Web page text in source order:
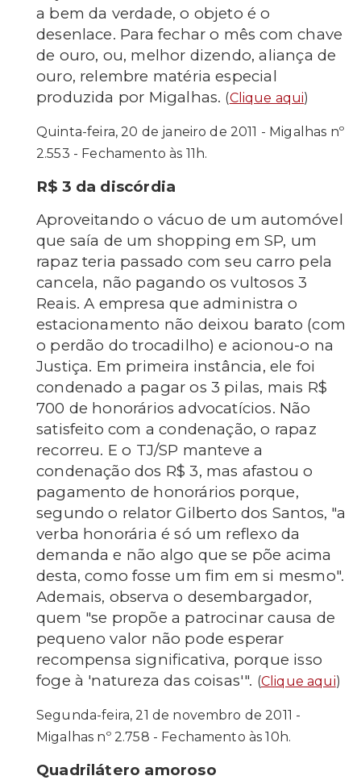
a bem da verdade, o objeto é o
desenlace. Para fechar o mês com chave
de ouro, ou, melhor dizendo, aliança de
ouro, relembre matéria especial
produzida por Migalhas. (Clique aqui)
Quinta-feira, 20 de janeiro de 2011 - Migalhas nº
2.553 - Fechamento às 11h.
R$ 3 da discórdia
Aproveitando o vácuo de um automóvel
que saía de um shopping em SP, um
rapaz teria passado com seu carro pela
cancela, não pagando os vultosos 3
Reais. A empresa que administra o
estacionamento não deixou barato (com
o perdão do trocadilho) e acionou-o na
Justiça. Em primeira instância, ele foi
condenado a pagar os 3 pilas, mais R$
700 de honorários advocatícios. Não
satisfeito com a condenação, o rapaz
recorreu. E o TJ/SP manteve a
condenação dos R$ 3, mas afastou o
pagamento de honorários porque,
segundo o relator Gilberto dos Santos, "a
verba honorária é só um reflexo da
demanda e não algo que se põe acima
desta, como fosse um fim em si mesmo".
Ademais, observa o desembargador,
quem "se propõe a patrocinar causa de
pequeno valor não pode esperar
recompensa significativa, porque isso
foge à 'natureza das coisas'". (Clique aqui)
Segunda-feira, 21 de novembro de 2011 -
Migalhas nº 2.758 - Fechamento às 10h.
Quadrilátero amoroso